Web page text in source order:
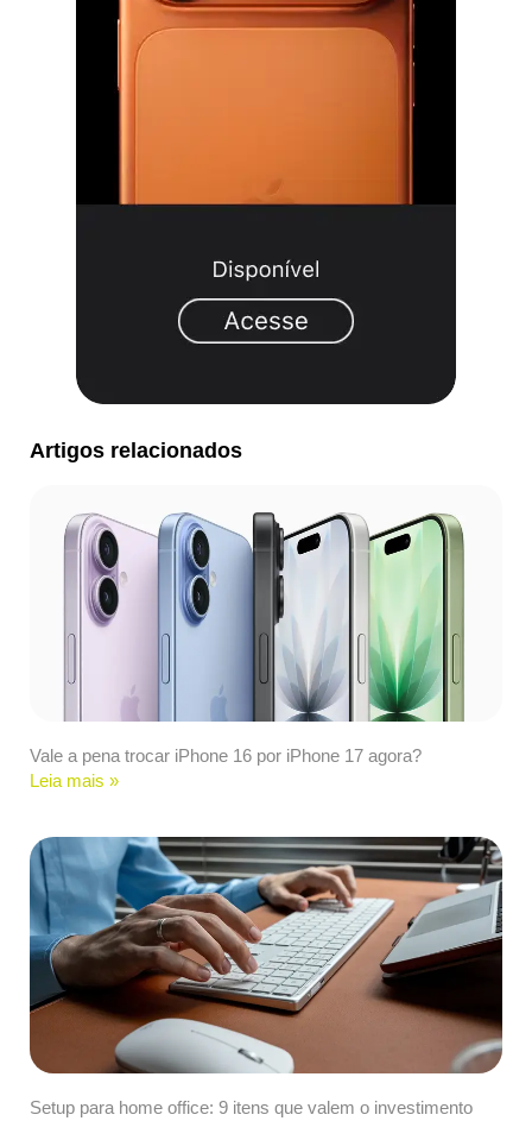
Artigos relacionados
Vale a pena trocar iPhone 16 por iPhone 17 agora?
Leia mais »
Setup para home office: 9 itens que valem o investimento